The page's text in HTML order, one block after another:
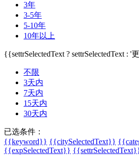
3年
3-5年
5-10年
10年以上
{{settrSelectedText ? settrSelectedText : '
不限
3天内
7天内
15天内
30天内
已选条件：
{{keyword}} {{citySelectedText}}
{{expSelectedText}}